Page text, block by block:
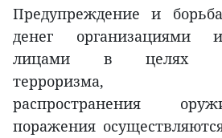
Предупреждение и
денег организациями
лицами в целях
терроризма,
распространения
поражения